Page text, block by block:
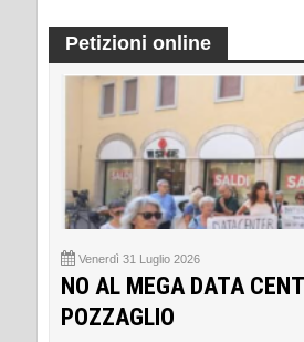
Petizioni online
Venerdì 31 Luglio 2026
NO AL MEGA DATA
POZZAGLIO